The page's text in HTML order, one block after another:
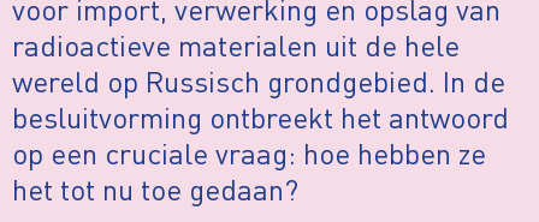
voor import, verwerking en opslag van
radioactieve materialen uit de hele
wereld op Russisch grondgebied. In de
besluitvorming ontbreekt het antwoord
op een cruciale vraag: hoe hebben ze
het tot nu toe gedaan?